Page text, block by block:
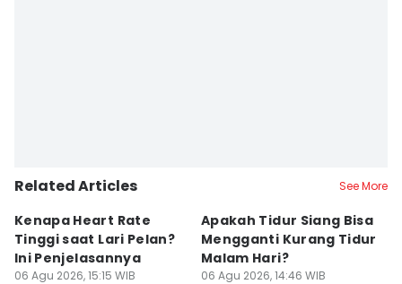
Related Articles See More
Kenapa Heart Rate
Tinggi saat Lari Pelan?
Ini Penjelasannya
06 Agu 2026, 15:15 WIB
Apakah Tidur Siang Bisa
Mengganti Kurang Tidur
Malam Hari?
06 Agu 2026, 14:46 WIB